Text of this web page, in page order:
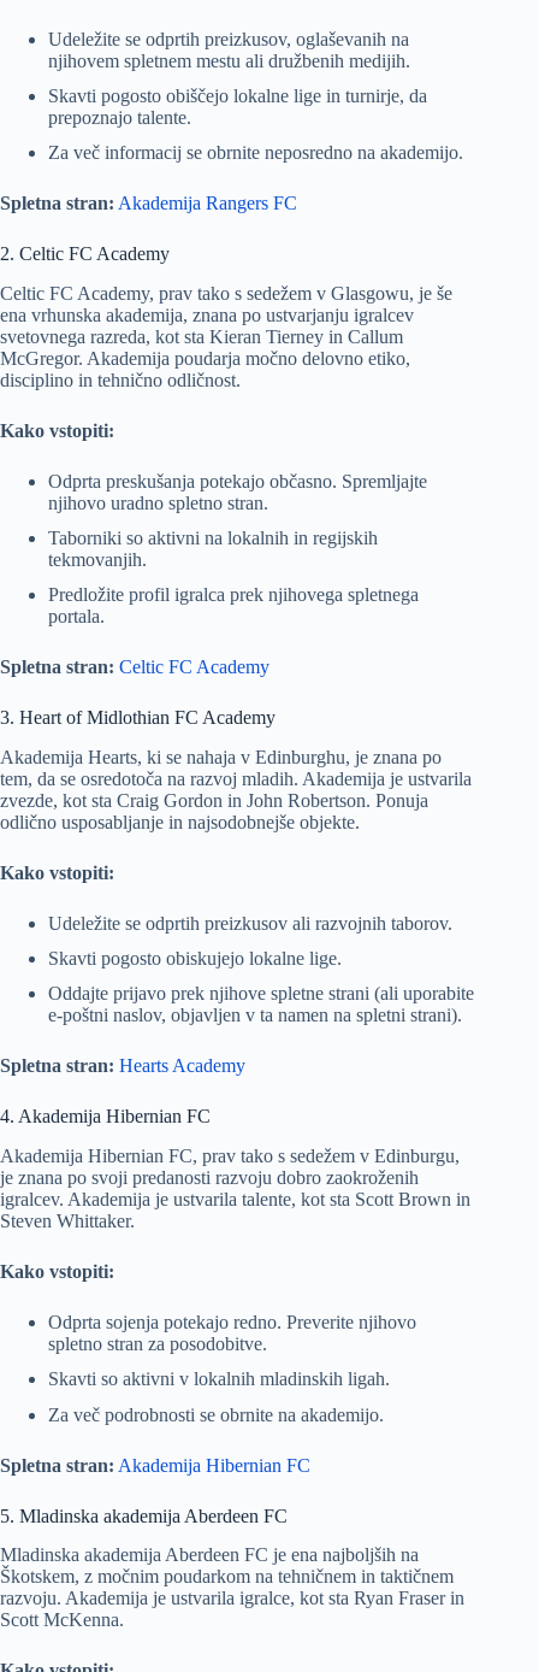
Udeležite se odprtih preizkusov, oglaševanih na
njihovem spletnem mestu ali družbenih medijih.
Skavti pogosto obiščejo lokalne lige in turnirje, da
prepoznajo talente.
Za več informacij se obrnite neposredno na akademijo.
Spletna stran: Akademija Rangers FC
2. Celtic FC Academy
Celtic FC Academy, prav tako s sedežem v Glasgowu, je še
ena vrhunska akademija, znana po ustvarjanju igralcev
svetovnega razreda, kot sta Kieran Tierney in Callum
McGregor. Akademija poudarja močno delovno etiko,
disciplino in tehnično odličnost.
Kako vstopiti:
Odprta preskušanja potekajo občasno. Spremljajte
njihovo uradno spletno stran.
Taborniki so aktivni na lokalnih in regijskih
tekmovanjih.
Predložite profil igralca prek njihovega spletnega
portala.
Spletna stran: Celtic FC Academy
3. Heart of Midlothian FC Academy
Akademija Hearts, ki se nahaja v Edinburghu, je znana po
tem, da se osredotoča na razvoj mladih. Akademija je ustvarila
zvezde, kot sta Craig Gordon in John Robertson. Ponuja
odlično usposabljanje in najsodobnejše objekte.
Kako vstopiti:
Udeležite se odprtih preizkusov ali razvojnih taborov.
Skavti pogosto obiskujejo lokalne lige.
Oddajte prijavo prek njihove spletne strani (ali uporabite
e-poštni naslov, objavljen v ta namen na spletni strani).
Spletna stran: Hearts Academy
4. Akademija Hibernian FC
Akademija Hibernian FC, prav tako s sedežem v Edinburgu,
je znana po svoji predanosti razvoju dobro zaokroženih
igralcev. Akademija je ustvarila talente, kot sta Scott Brown in
Steven Whittaker.
Kako vstopiti:
Odprta sojenja potekajo redno. Preverite njihovo
spletno stran za posodobitve.
Skavti so aktivni v lokalnih mladinskih ligah.
Za več podrobnosti se obrnite na akademijo.
Spletna stran: Akademija Hibernian FC
5. Mladinska akademija Aberdeen FC
Mladinska akademija Aberdeen FC je ena najboljših na
Škotskem, z močnim poudarkom na tehničnem in taktičnem
razvoju. Akademija je ustvarila igralce, kot sta Ryan Fraser in
Scott McKenna.